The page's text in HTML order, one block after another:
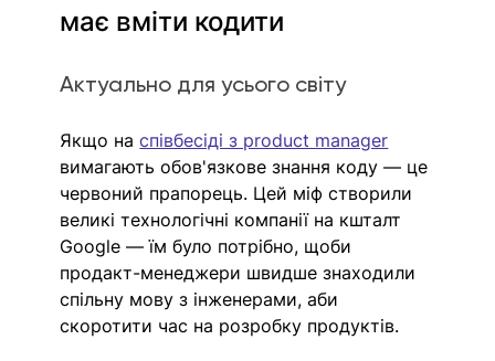
має вміти кодити
Актуально для усього світу
Якщо на співбесіді з product manager
вимагають обов'язкове знання коду — це
червоний прапорець. Цей міф створили
великі технологічні компанії на кшталт
Google — їм було потрібно, щоби
продакт-менеджери швидше знаходили
спільну мову з інженерами, аби
скоротити час на розробку продуктів.